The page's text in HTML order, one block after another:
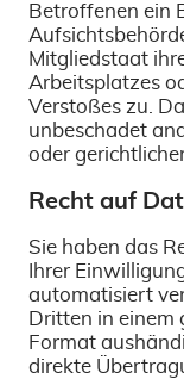
Betroffenen ein
Mitgliedstaat
Arbeitsplatzes
Verstoßes zu.
unbeschadet
oder
Recht auf
Sie haben das
Ihrer
automatisiert
Dritten in einem
Format
direkte